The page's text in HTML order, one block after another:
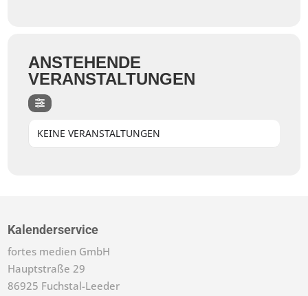
ANSTEHENDE
VERANSTALTUNGEN
KEINE VERANSTALTUNGEN
Kalenderservice
fortes medien GmbH
Hauptstraße 29
86925 Fuchstal-Leeder